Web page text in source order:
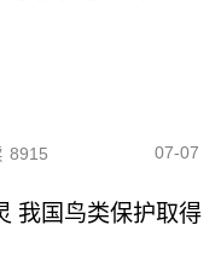
8915 07-07
我国鸟类保护取得